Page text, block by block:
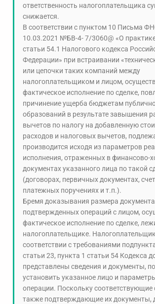
ответственность налогоплательщика
снижается.
В соответствии с пунктом 10 Письма
10.03.2021 №БВ-4- 7/3060@ «О
статьи 54.1 Налогового кодекса
Федерации» при встраивании
или цепочки таких компаний между
налогоплательщиком и лицом,
фактическое исполнение по сделке,
причинение ущерба бюджетам
образований в результате завышения
вычетов по налогу на добавленную
расходов и налоговых вычетов,
производится исходя из параметров
исполнения, отраженных в финансово-
документах указанного лица по такой
(договорах, первичных документах,
платежных поручениях и т.п.).
Бремя доказывания размера
подтвержденных операций с лицом,
фактическое исполнение по сделке,
налогоплательщике.
соответствии с требованиями
статьи 23, пункта 1 статьи 54 Кодекса
представлены сведения и документы,
установить указанное лицо и
операции. Поскольку соответствующие
также подтверждающие их документы,